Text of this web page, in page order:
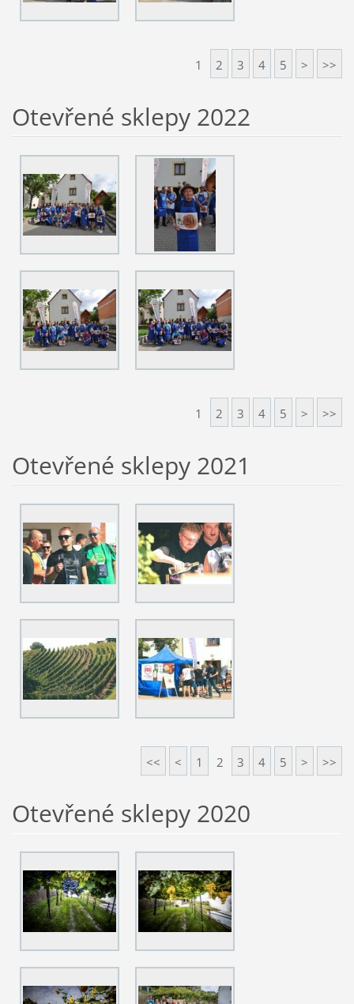
1 2 3 4 5 > >>
Otevřené sklepy 2022
1 2 3 4 5 > >>
Otevřené sklepy 2021
<< < 1 2 3 4 5 > >>
Otevřené sklepy 2020